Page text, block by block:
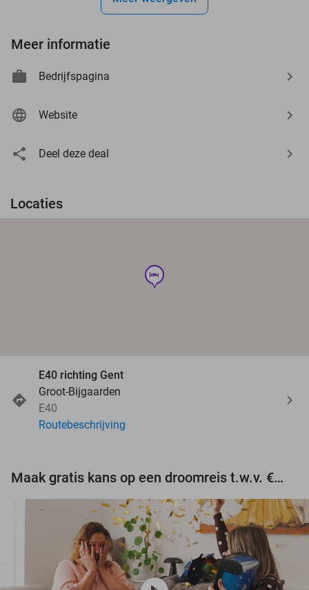
Meer informatie
Bedrijfspagina
Website
Deel deze deal
Locaties
hotel
E40 richting Gent
Groot-Bijgaarden
E40
Routebeschrijving
Maak gratis kans op een droomreis t.w.v. €3.000!